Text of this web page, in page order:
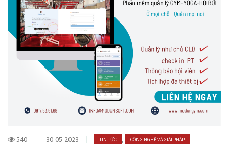
540 30-05-2023 TIN TỨC , CÔNG NGHỆ VÀ GIẢI PHÁP